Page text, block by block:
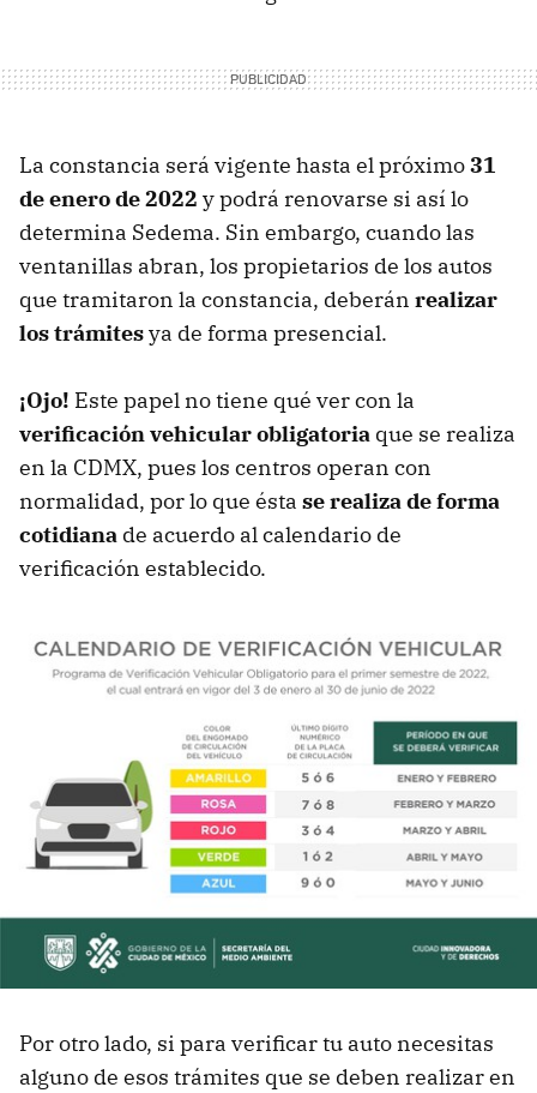
La constancia será vigente hasta el próximo31
de enero de 2022 y podrá renovarse si así lo
determina Sedema. Sin embargo, cuando las
ventanillas abran, los propietarios de los autos
que tramitaron la constancia, deberán realizar
los trámitesya de forma presencial.
¡Ojo! Este papel no tiene qué ver con la
verificación vehicular obligatoria que se realiza
en la CDMX, pues los centros operan con
normalidad, por lo que ésta se realiza de forma
cotidiana de acuerdo al calendario de
verificación establecido.
Por otro lado, si para verificar tu auto necesitas
alguno de esos trámites que se deben realizar en